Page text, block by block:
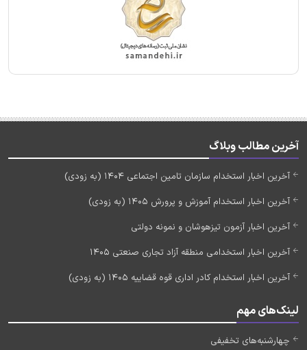
آخرین مطالب وبلاگ
آخرین اخبار استخدام سازمان تامین اجتماعی 1404 (به زودی)
آخرین اخبار استخدام آموزش و پرورش 1405 (به زودی)
آخرین اخبار آزمون تیزهوشان و نمونه دولتی
آخرین اخبار استخدامی منطقه آزاد تجاری صنعتی 1405
آخرین اخبار استخدام کادر اداری قوه قضاییه 1405 (به زودی)
لینک‌های مهم
چهارشنبه‌های تخفیفی